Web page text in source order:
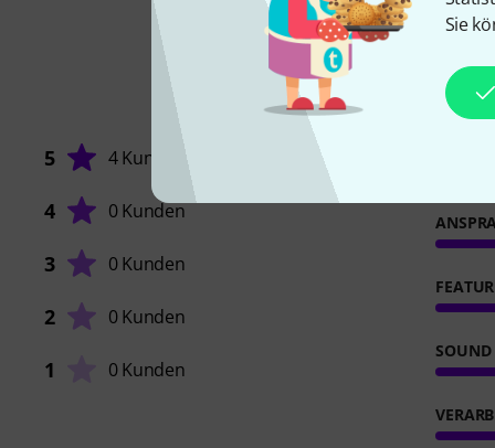
Sie
5 4 Kunden
4 0 Kunden
3 0 Kunden
2 0 Kunden
1 0 Kunden
SOUND